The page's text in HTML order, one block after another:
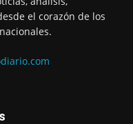
el corazón de los